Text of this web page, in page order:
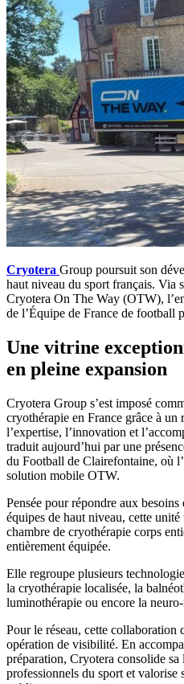
Cryotera Group poursuit son
haut niveau du sport français. Via
Cryotera On The Way (OTW),
de l’Équipe de France de football
Une vitrine
en pleine expansion
Cryotera Group s’est imposé
cryothérapie en France grâce à un
l’expertise, l’innovation et
traduit aujourd’hui par une
du Football de Clairefontaine, où
solution mobile OTW.
Pensée pour répondre aux
équipes de haut niveau, cette
chambre de cryothérapie corps
entièrement équipée.
Elle regroupe plusieurs
la cryothérapie localisée, la
luminothérapie ou encore la
Pour le réseau, cette collaboration
opération de visibilité. En
préparation, Cryotera consolide sa
professionnels du sport et valorise